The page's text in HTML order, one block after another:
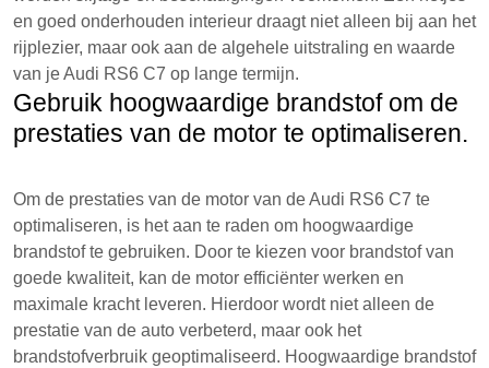
en goed onderhouden interieur draagt niet alleen bij aan het
rijplezier, maar ook aan de algehele uitstraling en waarde
van je Audi RS6 C7 op lange termijn.
Gebruik hoogwaardige brandstof om de
prestaties van de motor te optimaliseren.
Om de prestaties van de motor van de Audi RS6 C7 te
optimaliseren, is het aan te raden om hoogwaardige
brandstof te gebruiken. Door te kiezen voor brandstof van
goede kwaliteit, kan de motor efficiënter werken en
maximale kracht leveren. Hierdoor wordt niet alleen de
prestatie van de auto verbeterd, maar ook het
brandstofverbruik geoptimaliseerd. Hoogwaardige brandstof